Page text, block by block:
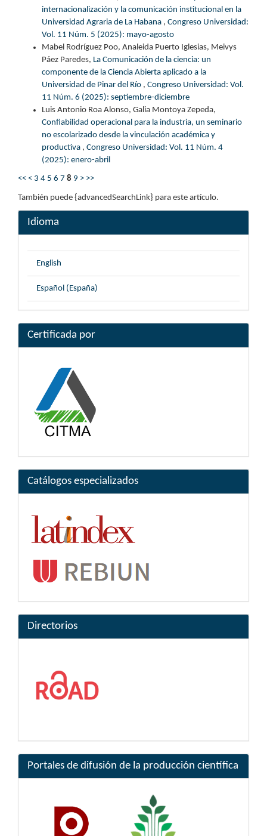
internacionalización y la comunicación institucional en la
Universidad Agraria de La Habana , Congreso Universidad:
Vol. 11 Núm. 5 (2025): mayo-agosto
Mabel Rodríguez Poo, Analeida Puerto Iglesias, Meivys
Páez Paredes, La Comunicación de la ciencia: un
componente de la Ciencia Abierta aplicado a la
Universidad de Pinar del Río , Congreso Universidad: Vol.
11 Núm. 6 (2025): septiembre-diciembre
Luis Antonio Roa Alonso, Galia Montoya Zepeda,
Confiabilidad operacional para la industria, un seminario
no escolarizado desde la vinculación académica y
productiva , Congreso Universidad: Vol. 11 Núm. 4
(2025): enero-abril
<< < 3 4 5 6 7 8 9 > >>
También puede {advancedSearchLink} para este artículo.
Idioma
English
Español (España)
Certificada por
Catálogos especializados
Directorios
Portales de difusión de la producción científica